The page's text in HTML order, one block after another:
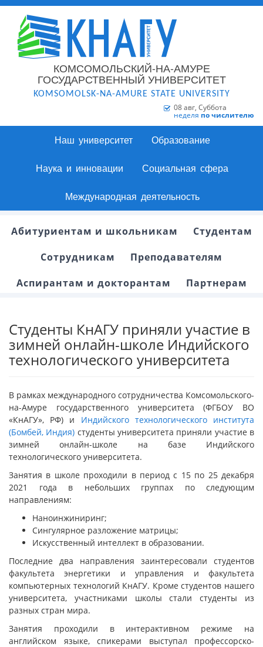
КОМСОМОЛЬСКИЙ-НА-АМУРЕ
ГОСУДАРСТВЕННЫЙ УНИВЕРСИТЕТ
KOMSOMOLSK-NA-AMURE STATE UNIVERSITY
08 авг, Суббота
неделя по числителю
Наш университет Образование
Наука и инновации Социальная сфера
Международная деятельность
Абитуриентам и школьникам
Студентам
Сотрудникам
Преподавателям
Аспирантам и докторантам
Партнерам
Студенты КнАГУ приняли участие в
зимней онлайн-школе Индийского
технологического университета
В рамках международного сотрудничества Комсомольского-
на-Амуре государственного университета (ФГБОУ ВО
«КнАГУ», РФ) и Индийского технологического института
(Бомбей, Индия) студенты университета приняли участие в
зимней онлайн-школе на базе Индийского
технологического университета.
Занятия в школе проходили в период с 15 по 25 декабря
2021 года в небольших группах по следующим
направлениям:
Наноинжиниринг;
Сингулярное разложение матрицы;
Искусственный интеллект в образовании.
Последние два направления заинтересовали студентов
факультета энергетики и управления и факультета
компьютерных технологий КнАГУ. Кроме студентов нашего
университета, участниками школы стали студенты из
разных стран мира.
Занятия проходили в интерактивном режиме на
английском языке, спикерами выступал профессорско-